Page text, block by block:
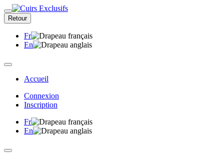
Retour
Fr
En
Accueil
Connexion
Inscription
Fr
En